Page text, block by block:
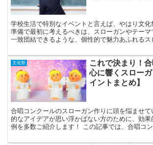
学校生活で特別なイベントと言えば、やはり文
準備で最初に考えるべきは、スローガンやテー
一致団結できるような、個性的で魅力あふれる
文化祭
これで決まり！
心に響くスロー
イントまとめ】
合唱コンクールのスローガン作りに頭を悩ませ
的なアイデアが思い浮かばない方のために、効
例を多数ご紹介します！ この記事では、合唱コ